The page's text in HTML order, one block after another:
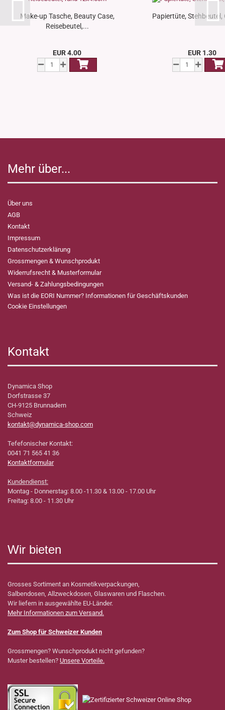
Make-up Tasche, Beauty Case,
Reisebeutel,...
EUR 4.00
Papiertüte, Stehbeutel,
EUR 1.30
Mehr über...
Über uns
AGB
Kontakt
Impressum
Datenschutzerklärung
Grossmengen & Wunschprodukt
Widerrufsrecht & Musterformular
Versand- & Zahlungsbedingungen
Was ist die EORI Nummer? Informationen für Geschäftskunden
Cookie Einstellungen
Kontakt
Dynamica Shop
Dorfstrasse 37
CH-9125 Brunnadern
Schweiz
kontakt@dynamica-shop.com
Tefefonischer Kontakt:
0041 71 565 41 36
Kontaktformular
Kundendienst:
Montag - Donnerstag: 8.00 -11.30 & 13.00 - 17.00 Uhr
Freitag: 8.00 - 11.30 Uhr
Wir bieten
Grosses Sortiment an Kosmetikverpackungen,
Salbendosen, Allzweckdosen, Glaswaren und Flaschen.
Wir liefern in ausgewählte EU-Länder.
Mehr Informationen zum Versand.
Zum Shop für Schweizer Kunden
Grossmengen? Wunschprodukt nicht gefunden?
Muster bestellen? Unsere Vorteile.